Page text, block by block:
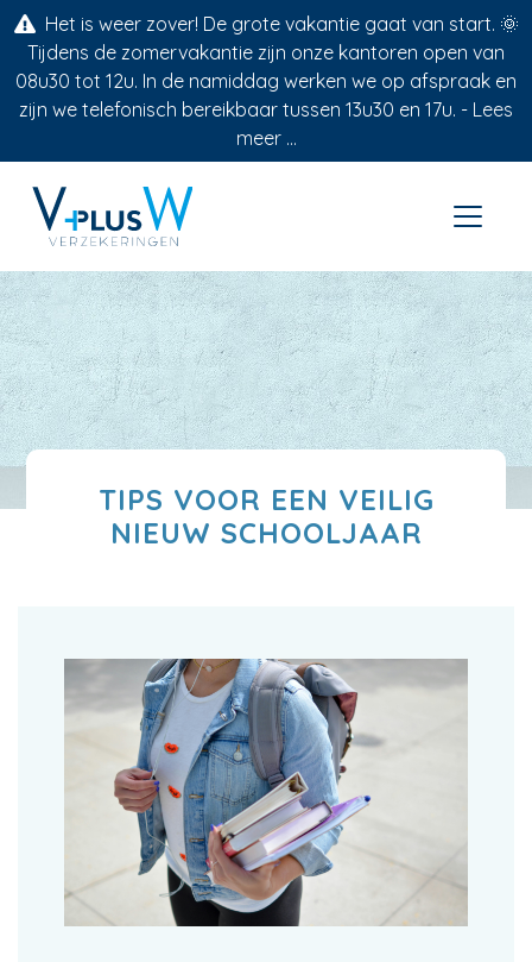
Het is weer zover! De grote vakantie gaat van start. 🌞
Tijdens de zomervakantie zijn onze kantoren open van
08u30 tot 12u. In de namiddag werken we op afspraak en
zijn we telefonisch bereikbaar tussen 13u30 en 17u. - Lees
meer ...
TIPS VOOR EEN VEILIG
NIEUW SCHOOLJAAR